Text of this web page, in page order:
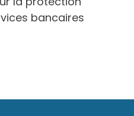
bancaires